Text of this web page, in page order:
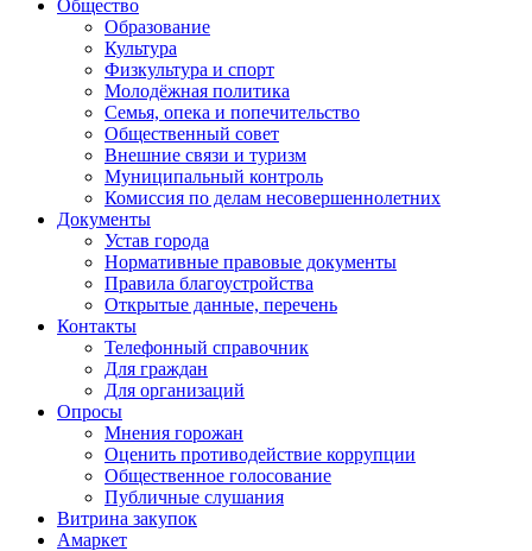
Общество
Образование
Культура
Физкультура и спорт
Молодёжная политика
Семья, опека и попечительство
Общественный совет
Внешние связи и туризм
Муниципальный контроль
Комиссия по делам несовершеннолетних
Документы
Устав города
Нормативные правовые документы
Правила благоустройства
Открытые данные, перечень
Контакты
Телефонный справочник
Для граждан
Для организаций
Опросы
Мнения горожан
Оценить противодействие коррупции
Общественное голосование
Публичные слушания
Витрина закупок
Амаркет